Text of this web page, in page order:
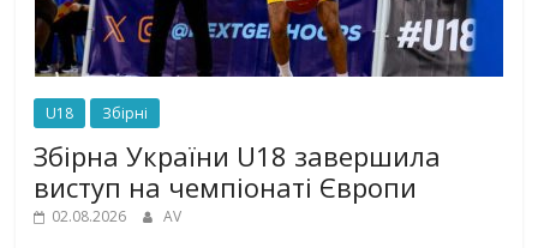
U18 Збірні
Збірна України U18 завершила
виступ на чемпіонаті Європи
02.08.2026 AV